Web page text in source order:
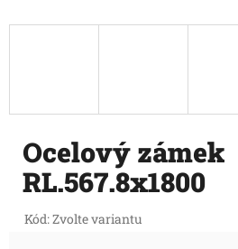
Ocelový zámek
RL.567.8x1800
Kód:Zvolte variantu